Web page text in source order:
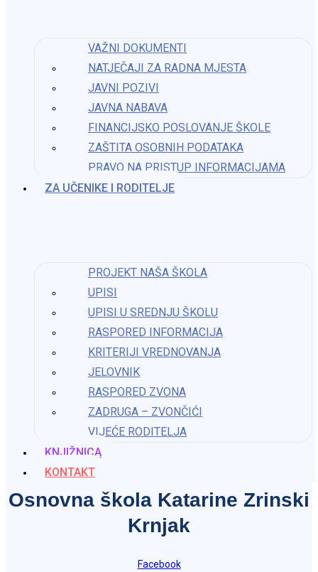
VAŽNI DOKUMENTI
NATJEČAJI ZA RADNA MJESTA
JAVNI POZIVI
JAVNA NABAVA
FINANCIJSKO POSLOVANJE ŠKOLE
ZAŠTITA OSOBNIH PODATAKA
PRAVO NA PRISTUP INFORMACIJAMA​
ZA UČENIKE I RODITELJE
PROJEKT NAŠA ŠKOLA
UPISI
UPISI U SREDNJU ŠKOLU
RASPORED INFORMACIJA
KRITERIJI VREDNOVANJA
JELOVNIK
RASPORED ZVONA
ZADRUGA – ZVONČIĆI
VIJEĆE RODITELJA
KNJIŽNICA
KONTAKT
„Ja mogu, ja hoću – biti mali poduzetnik II“
10. travnja 2026.
Odluka o odabiru škola za Eksperimentalni program –
cjelodnevna škola
Međunarodna razmjena digitalnih straničnika
Kontakt
Osnovna škola Katarine Zrinski
Krnjak
ured@os-kzrinski-krnjak.skole.hr
Osnovna škola Katarine Zrinski
Krnjak
Facebook